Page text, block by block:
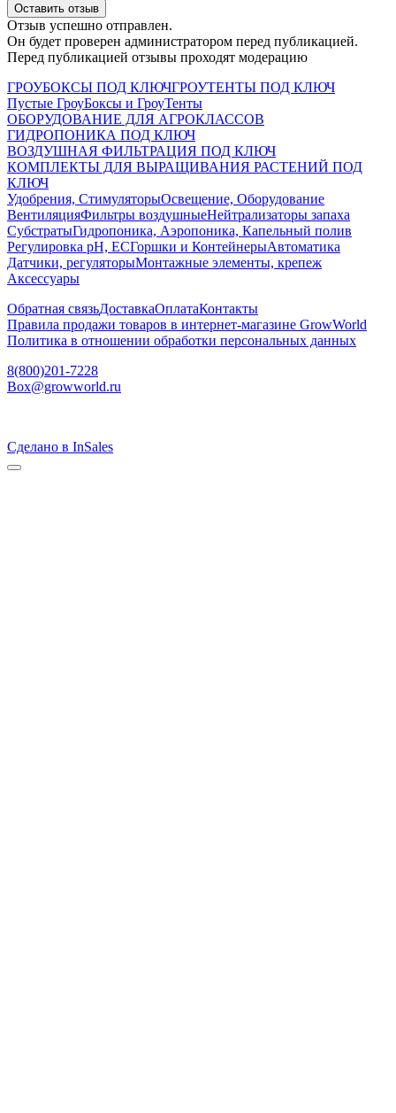
Оставить отзыв
Отзыв успешно отправлен.
Он будет проверен администратором перед публикацией.
Перед публикацией отзывы проходят модерацию
ГРОУБОКСЫ ПОД КЛЮЧГРОУТЕНТЫ ПОД КЛЮЧ
Пустые ГроуБоксы и ГроуТенты
ОБОРУДОВАНИЕ ДЛЯ АГРОКЛАССОВ
ГИДРОПОНИКА ПОД КЛЮЧ
ВОЗДУШНАЯ ФИЛЬТРАЦИЯ ПОД КЛЮЧ
КОМПЛЕКТЫ ДЛЯ ВЫРАЩИВАНИЯ РАСТЕНИЙ ПОД
КЛЮЧ
Удобрения, СтимуляторыОсвещение, Оборудование
ВентиляцияФильтры воздушныеНейтрализаторы запаха
СубстратыГидропоника, Аэропоника, Капельный полив
Регулировка pH, ECГоршки и КонтейнерыАвтоматика
Датчики, регуляторыМонтажные элементы, крепеж
Аксессуары
Обратная связьДоставкаОплатаКонтакты
Правила продажи товаров в интернет-магазине GrowWorld
Политика в отношении обработки персональных данных
8(800)201-7228
Box@growworld.ru
Сделано в InSales